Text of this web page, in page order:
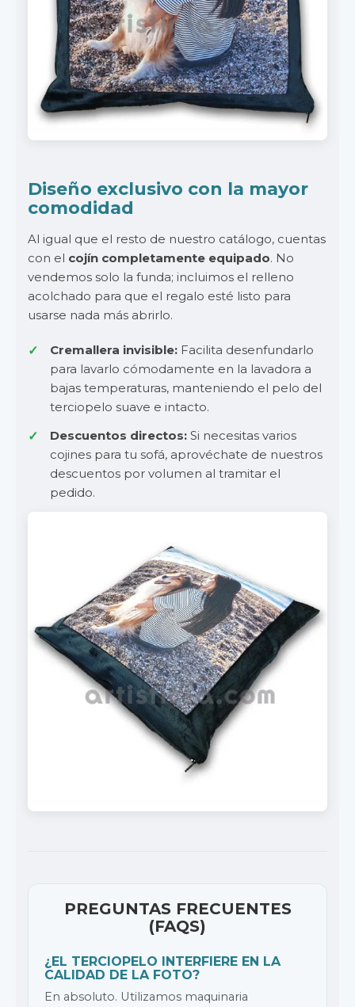
Diseño exclusivo con la mayor
comodidad
Al igual que el resto de nuestro catálogo, cuentas
con el cojín completamente equipado. No
vendemos solo la funda; incluimos el relleno
acolchado para que el regalo esté listo para
usarse nada más abrirlo.
Cremallera invisible: Facilita desenfundarlo
para lavarlo cómodamente en la lavadora a
bajas temperaturas, manteniendo el pelo del
terciopelo suave e intacto.
Descuentos directos: Si necesitas varios
cojines para tu sofá, aprovéchate de nuestros
descuentos por volumen al tramitar el
pedido.
PREGUNTAS FRECUENTES
(FAQS)
¿EL TERCIOPELO INTERFIERE EN LA
CALIDAD DE LA FOTO?
En absoluto. Utilizamos maquinaria